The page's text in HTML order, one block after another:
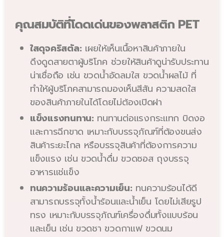
คุณสมบัติที่โดดเด่นของพลาสติก PET
ใสดุจคริสตัล: เผยให้เห็นเนื้อหาสินค้าภายใน
ดึงดูดสายตาผู้บริโภค ช่วยให้สินค้าดูน่ารับประทาน
น่าเชื่อถือ เช่น ขวดน้ำอัดลมใส ขวดน้ำผลไม้ ที่
ทำให้ผู้บริโภคสามารถมองเห็นสีสัน ความสดใส
ของสินค้าภายในได้โดยไม่ต้องเปิดฝา
แข็งแรงทนทาน: ทนทานต่อแรงกระแทก บิดงอ
และการฉีกขาด เหมาะกับบรรจุภัณฑ์ที่ต้องขนส่ง
สินค้าระยะไกล หรือบรรจุสินค้าที่ต้องการความ
แข็งแรง เช่น ขวดน้ำดื่ม ขวดซอส ถุงบรรจุ
อาหารแช่แข็ง
ทนความร้อนและความเย็น: ทนความร้อนได้ดี
สามารถบรรจุทั้งน้ำร้อนและน้ำเย็น โดยไม่เสียรูป
ทรง เหมาะกับบรรจุภัณฑ์เครื่องดื่มทั้งแบบร้อน
และเย็น เช่น ขวดชา ขวดกาแฟ ขวดนม